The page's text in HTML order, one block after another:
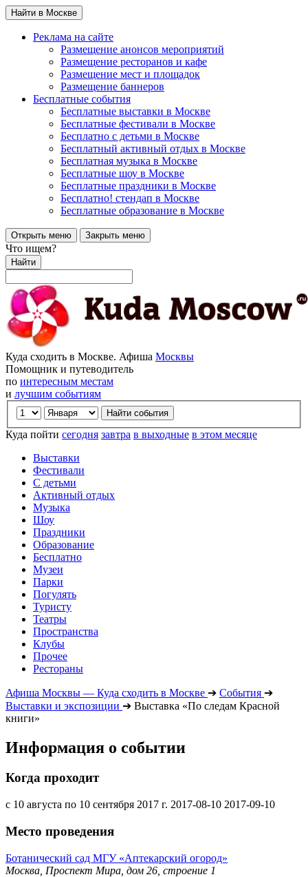
Найти в Москве
Реклама на сайте
Размещение анонсов мероприятий
Размещение ресторанов и кафе
Размещение мест и площадок
Размещение баннеров
Бесплатные события
Бесплатные выставки в Москве
Бесплатные фестивали в Москве
Бесплатно с детьми в Москве
Бесплатный активный отдых в Москве
Бесплатная музыка в Москве
Бесплатные шоу в Москве
Бесплатные праздники в Москве
Бесплатно! стендап в Москве
Бесплатные образование в Москве
Открыть меню Закрыть меню
Что ищем?
Найти
Куда сходить в Москве. Афиша Москвы
Помощник и путеводитель
по интересным местам
и лучшим событиям
Куда пойти сегодня завтра в выходные в этом месяце
Выставки
Фестивали
С детьми
Активный отдых
Музыка
Шоу
Праздники
Образование
Бесплатно
Музеи
Парки
Погулять
Туристу
Театры
Пространства
Клубы
Прочее
Рестораны
Афиша Москвы — Куда сходить в Москве ➔ События ➔
Выставки и экспозиции ➔ Выставка «По следам Красной
книги»
Информация о событии
Когда проходит
с 10 августа по 10 сентября 2017 г. 2017-08-10 2017-09-10
Место проведения
Ботанический сад МГУ «Аптекарский огород»
Москва, Проспект Мира, дом 26, строение 1